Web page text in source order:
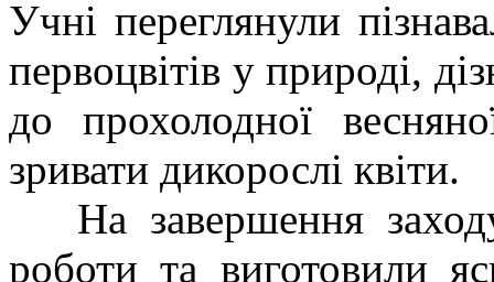
Учні переглянули
первоцвітів у природі,
до прохолодної
зривати дикорослі квіти.
На завершення
роботи та виготовили